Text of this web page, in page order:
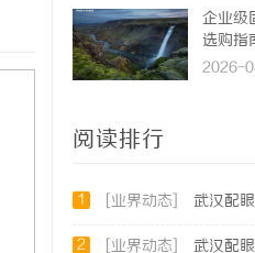
企业级
选购指
2026-
阅读排行
1 [业界动态] 武汉配
2 [业界动态] 武汉配